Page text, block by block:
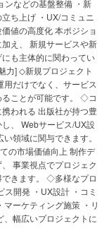
ンなどの基盤整備 ・新
ち上げ ・UX/コミュニ
値の高度化 本ポジショ
え、 新規サービスや新
も主体的に関わってい
力] ◇新規プロジェクト
だけでなく、サービス
ことが可能です。 ◇コ
われる 出版社が持つ豊
、 Webサービス/UX設
領域に関与できます。
の市場価値向上 制作デ
事業視点でプロジェク
できます。 ◇多様なプロ
開発 ・UX設計 ・コミ
マーケティング施策 ・リ
、幅広いプロジェクトに